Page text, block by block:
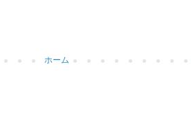
ホーム